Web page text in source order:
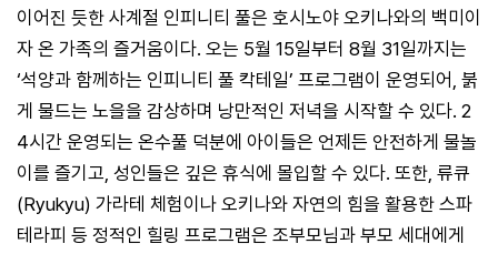
이어진 듯한 사계절 인피니티 풀은 호시노야 오키나와의 백미이
자 온 가족의 즐거움이다. 오는 5월 15일부터 8월 31일까지는
‘석양과 함께하는 인피니티 풀 칵테일’ 프로그램이 운영되어, 붉
게 물드는 노을을 감상하며 낭만적인 저녁을 시작할 수 있다. 2
4시간 운영되는 온수풀 덕분에 아이들은 언제든 안전하게 물놀
이를 즐기고, 성인들은 깊은 휴식에 몰입할 수 있다. 또한, 류큐
(Ryukyu) 가라테 체험이나 오키나와 자연의 힘을 활용한 스파
테라피 등 정적인 힐링 프로그램은 조부모님과 부모 세대에게